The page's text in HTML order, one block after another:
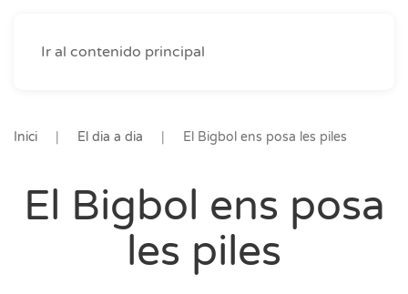
Ir al contenido principal
Inici El dia a dia El Bigbol ens posa les piles
El Bigbol ens posa
les piles